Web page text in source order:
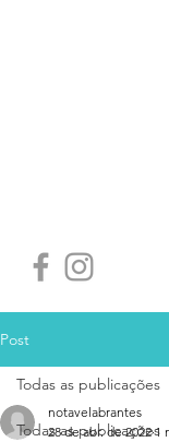
Post
Todas as publicações
Todas as publicações
notavelabrantes
28 de abr. de 2022 1